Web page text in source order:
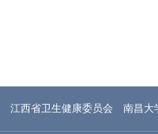
江西省卫生健康委员会 南昌大